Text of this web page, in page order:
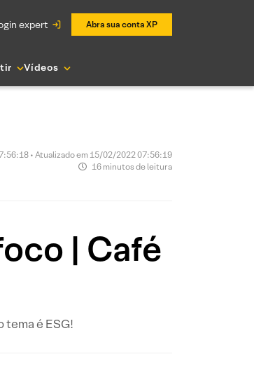
expert Abra sua conta XP
Vídeos
• Atualizado em 15/02/2022 07:56:19
16 minutos de leitura
| Café
tema é ESG!